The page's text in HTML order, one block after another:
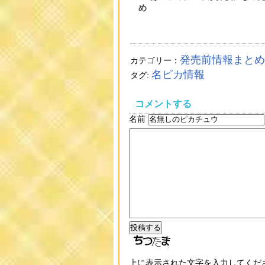
め
カテゴリー： 発売前情報まとめ
タグ: 名ピカ情報
コメントする
名前
上に表示された文字を入力してくだ